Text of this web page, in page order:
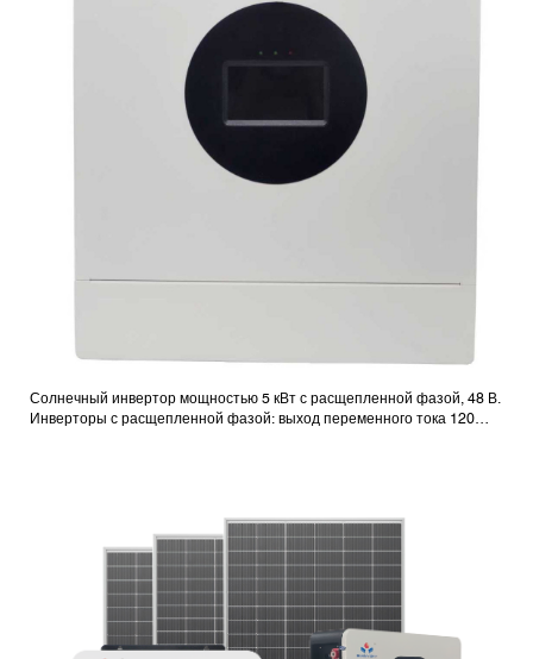
Солнечный инвертор мощностью 5 кВт с расщепленной фазой, 48 В.
Инверторы с расщепленной фазой: выход переменного тока 120